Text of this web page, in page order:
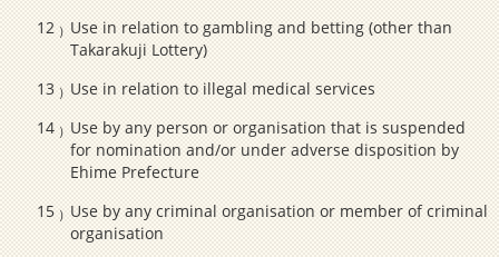
Use in relation to gambling and betting (other than
Takarakuji Lottery)
Use in relation to illegal medical services
Use by any person or organisation that is suspended
for nomination and/or under adverse disposition by
Ehime Prefecture
Use by any criminal organisation or member of criminal
organisation